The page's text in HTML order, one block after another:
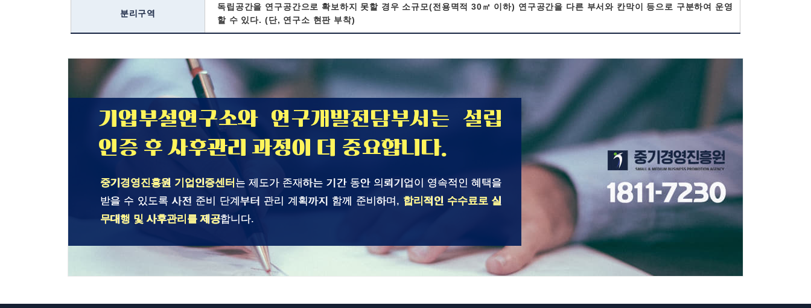
분리구역
독립공간을 연구공간으로 확보하지 못할 경우 소규모(전용멱적 30㎡ 이하) 연구공간을 다른 부서와 칸막이 등으로 구분하여 운영
할 수 있다. (단, 연구소 현판 부착)
기업부설연구소와 연구개발전담부서는 설립
인증 후 사후관리 과정이 더 중요합니다.
중기경영진흥원 기업인증센터 는 제도가 존재하는 기간 동안 의뢰기업이 영속적인 혜택을
받을 수 있도록 사전 준비 단계부터 관리 계획까지 함께 준비하며, 합리적인 수수료로 실
무대행 및 사후관리를 제공합니다.